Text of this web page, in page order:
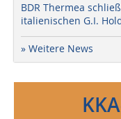
BDR Thermea
italienischen G.I.
» Weitere News